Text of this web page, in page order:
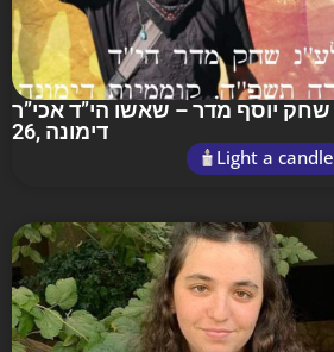
שחק יוסף מדר – שאשו הי”ד אכי”ר
26 , דימונה
Light a candle